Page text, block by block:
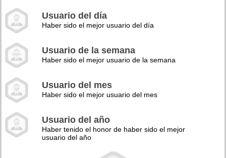
Usuario del día
Haber sido el mejor usuario del día
Usuario de la semana
Haber sido el mejor usuario de la semana
Usuario del mes
Haber sido el mejor usuario del mes
Usuario del año
Haber tenido el honor de haber sido el mejor
usuario del año